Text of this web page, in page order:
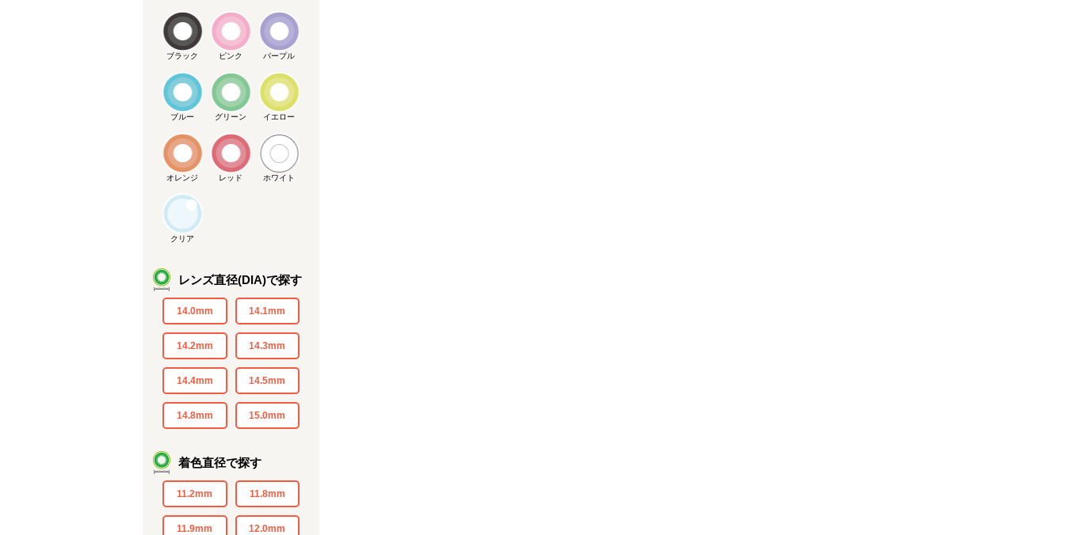
ブラック ピンク パープル
ブルー グリーン イエロー
オレンジ レッド ホワイト
クリア
レンズ直径(DIA)で探す
14.0mm 14.1mm
14.2mm 14.3mm
14.4mm 14.5mm
14.8mm 15.0mm
着色直径で探す
11.2mm 11.8mm
11.9mm 12.0mm